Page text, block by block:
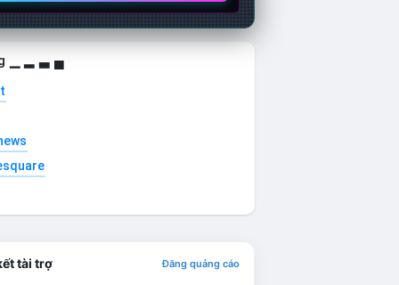
▁ ▂ ▃ ▄
tài trợ Đăng quảng cáo